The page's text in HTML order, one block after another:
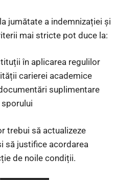
jumătate a indemnizației și
mai stricte pot duce la:
în aplicarea regulilor
carierei academice
suplimentare
trebui să actualizeze
să justifice acordarea
de noile condiții.